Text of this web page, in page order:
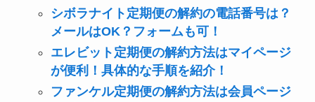
シボラナイト定期便の解約の電話番号は？
メールはOK？フォームも可！
エレビット定期便の解約方法はマイページ
が便利！具体的な手順を紹介！
ファンケル定期便の解約方法は会員ページ